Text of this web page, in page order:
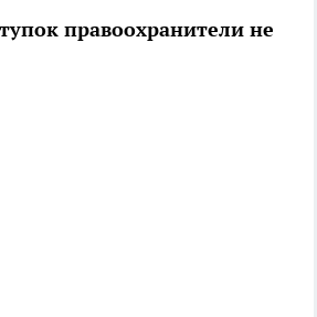
правоохранители не